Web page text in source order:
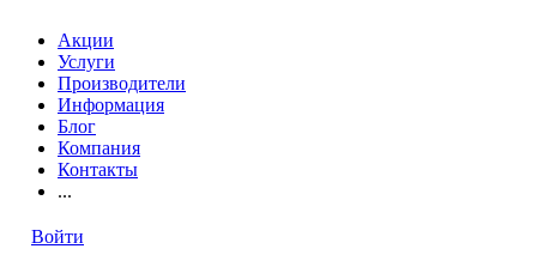
Акции
Услуги
Производители
Информация
Блог
Компания
Контакты
...
Войти